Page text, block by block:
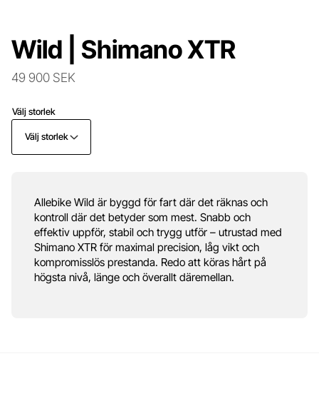
Wild | Shimano XTR
49 900 SEK
Välj storlek
Välj storlek
Allebike Wild är byggd för fart där det räknas och
kontroll där det betyder som mest. Snabb och
effektiv uppför, stabil och trygg utför – utrustad med
Shimano XTR för maximal precision, låg vikt och
kompromisslös prestanda. Redo att köras hårt på
högsta nivå, länge och överallt däremellan.